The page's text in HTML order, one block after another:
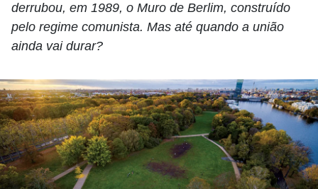
derrubou, em 1989, o Muro de Berlim, construído
pelo regime comunista. Mas até quando a união
ainda vai durar?